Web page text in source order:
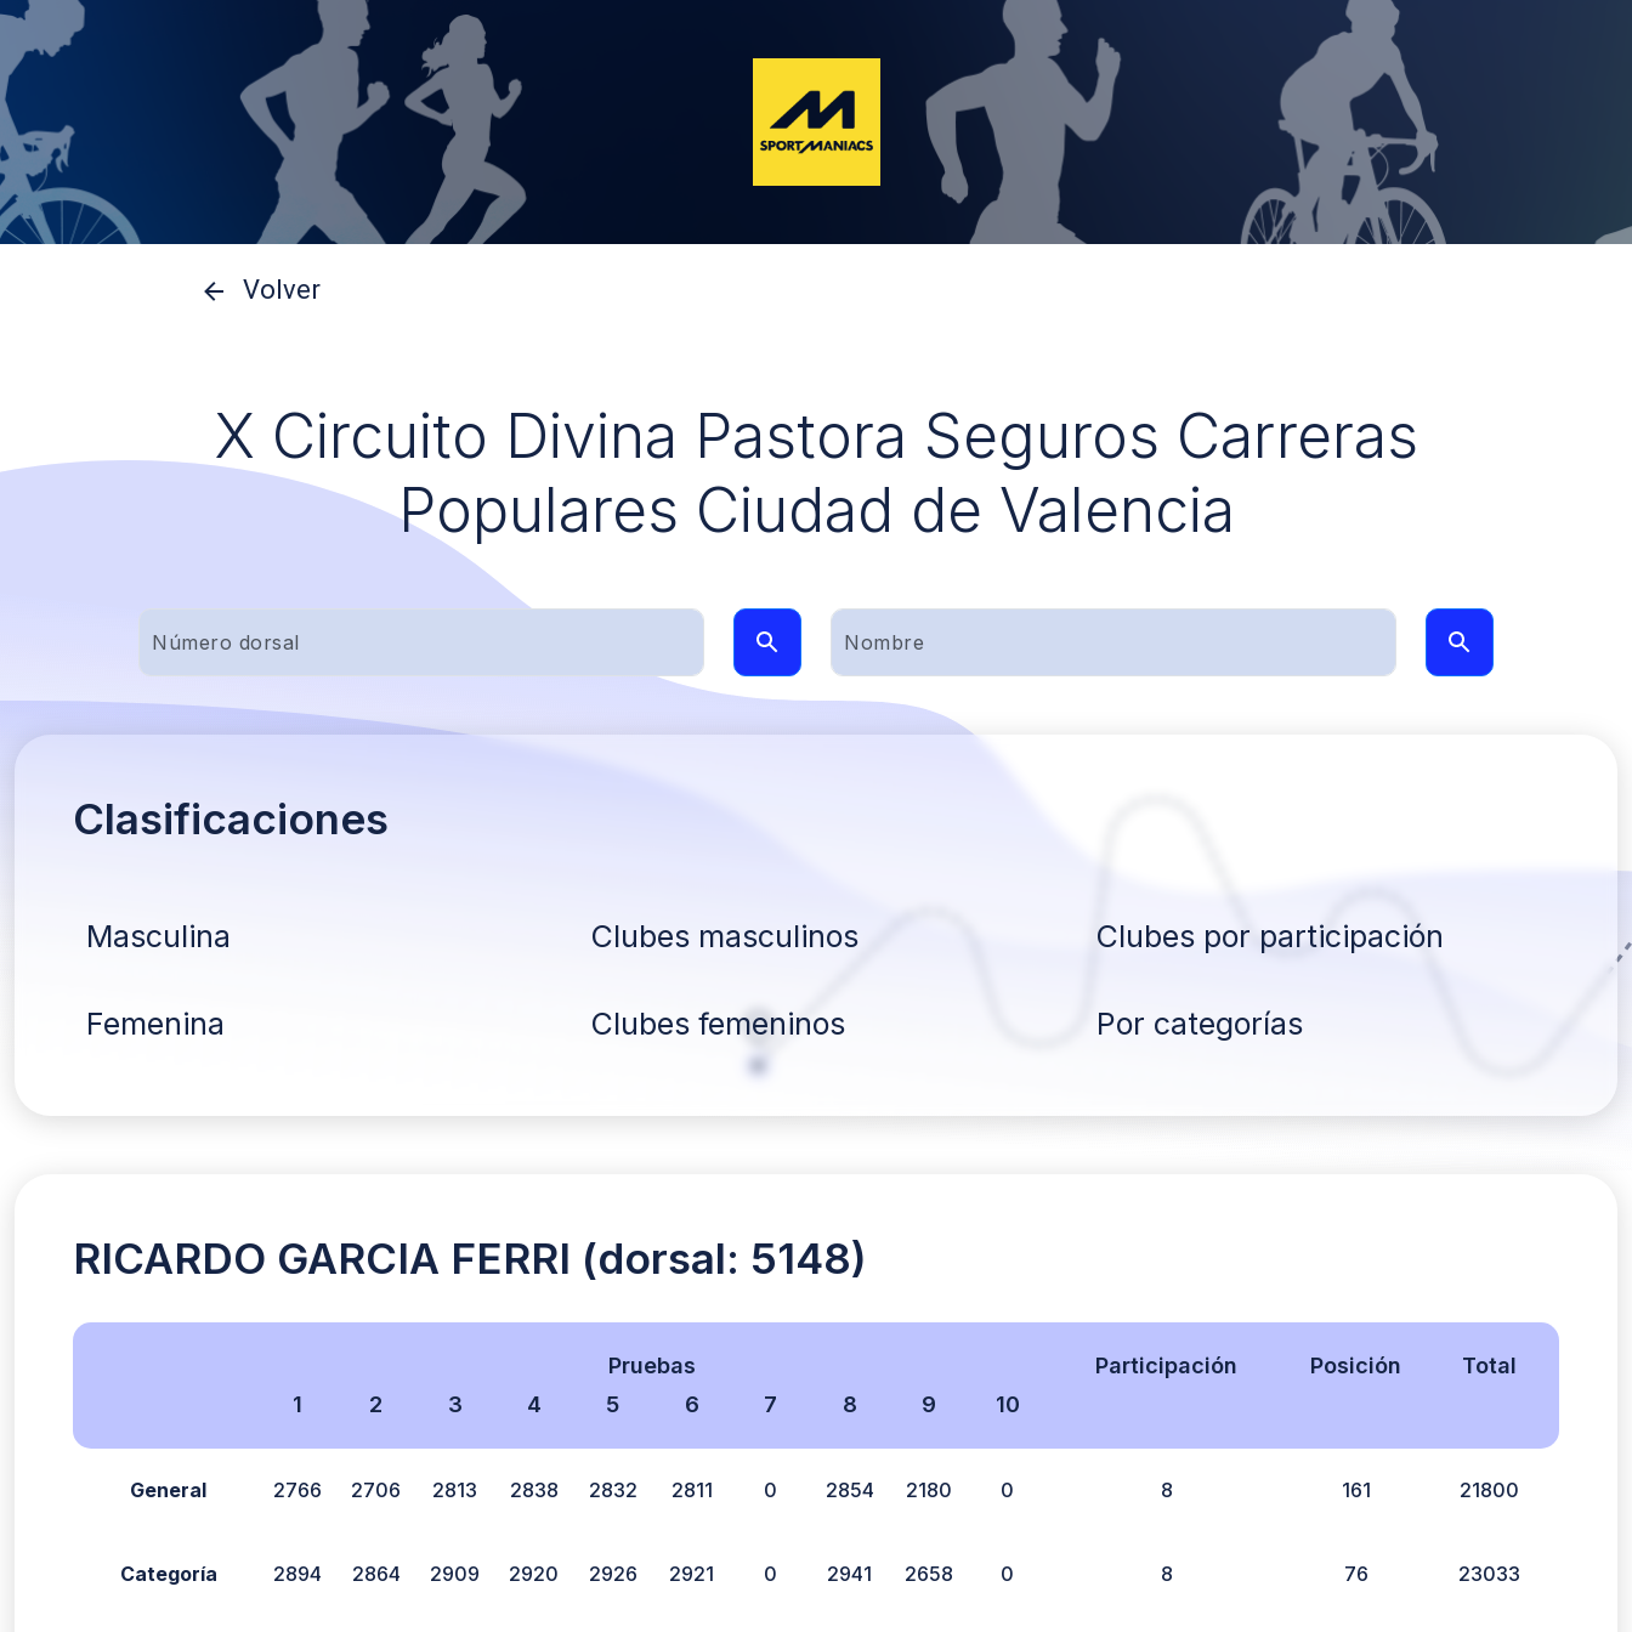
Volver
X Circuito Divina Pastora Seguros Carreras
Populares Ciudad de Valencia
Clasificaciones
Masculina Clubes masculinos Clubes por participación
Femenina Clubes femeninos Por categorías
RICARDO GARCIA FERRI (dorsal: 5148)
Pruebas
1
2 3 4 5 6 7 8 9 10
Participación Posición Total
General 2766 2706 2813 2838 2832 2811 0 2854 2180 0 8 161 21800
Categoría 2894 2864 2909 2920 2926 2921 0 2941 2658 0 8 76 23033